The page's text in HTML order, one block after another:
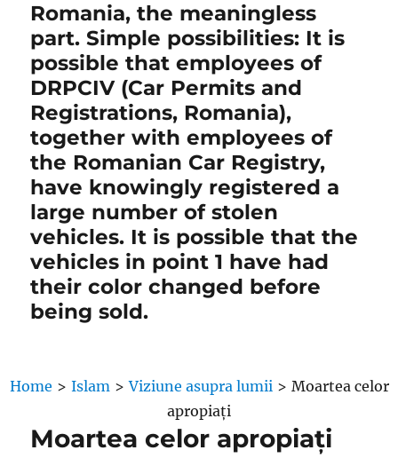
Romania, the meaningless
part. Simple possibilities: It is
possible that employees of
DRPCIV (Car Permits and
Registrations, Romania),
together with employees of
the Romanian Car Registry,
have knowingly registered a
large number of stolen
vehicles. It is possible that the
vehicles in point 1 have had
their color changed before
being sold.
Home > Islam > Viziune asupra lumii > Moartea celor
apropiați
Moartea celor apropiați